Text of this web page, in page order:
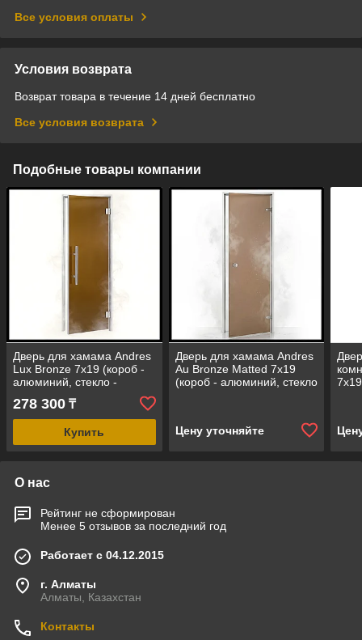
Все условия оплаты
Условия возврата
Возврат товара в течение 14 дней бесплатно
Все условия возврата
Подобные товары компании
Дверь для хамама Andres
Lux Bronze 7х19 (короб -
алюминий, стекло -
бронза, без порога)
278 300 ₸
Купить
Дверь для хамама Andres
Au Bronze Matted 7х19
(короб - алюминий, стекло
Цену уточняйте
О нас
Рейтинг не сформирован
Менее 5 отзывов за последний год
Работает с 04.12.2015
г. Алматы
Алматы, Казахстан
Контакты